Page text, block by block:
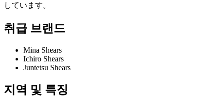
しています。
취급 브랜드
Mina Shears
Ichiro Shears
Juntetsu Shears
지역 및 특징